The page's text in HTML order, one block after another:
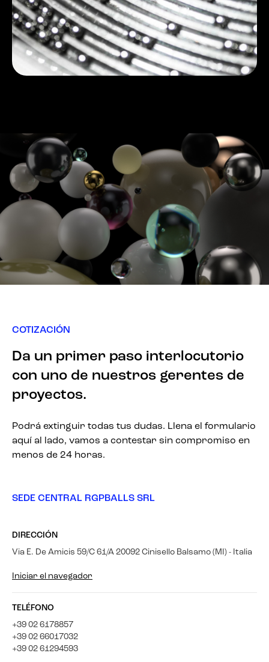
COTIZACIÓN
Da un primer paso interlocutorio
con uno de nuestros gerentes de
proyectos.
Podrá extinguir todas tus dudas. Llena el formulario
aquí al lado, vamos a contestar sin compromiso en
menos de 24 horas.
SEDE CENTRAL RGPBALLS SRL
DIRECCIÓN
Via E. De Amicis 59/C 61/A 20092 Cinisello Balsamo (MI) - Italia
Iniciar el navegador
TELÉFONO
+39 02 6178857
+39 02 66017032
+39 02 61294593